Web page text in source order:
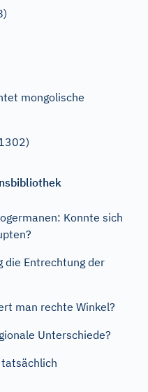
mongolische
Konnte sich
die Entrechtung der
man rechte Winkel?
Unterschiede?